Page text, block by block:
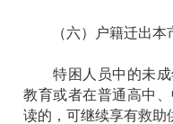
（六）户籍迁出本
特困人员中的未成
教育或者在普通高中
读的，可继续享有救助